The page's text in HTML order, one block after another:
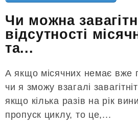
Чи можна
відсутності
та...
А якщо місячних немає вже
чи я зможу взагалі
якщо кілька разів на рік
пропуск циклу, то це,...